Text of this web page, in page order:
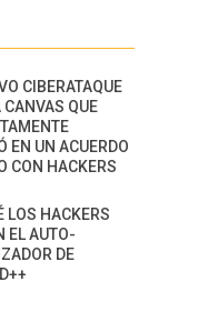
CIBERATAQUE
CANVAS QUE
EN UN ACUERDO
CON HACKERS
LOS HACKERS
EL AUTO-
DE